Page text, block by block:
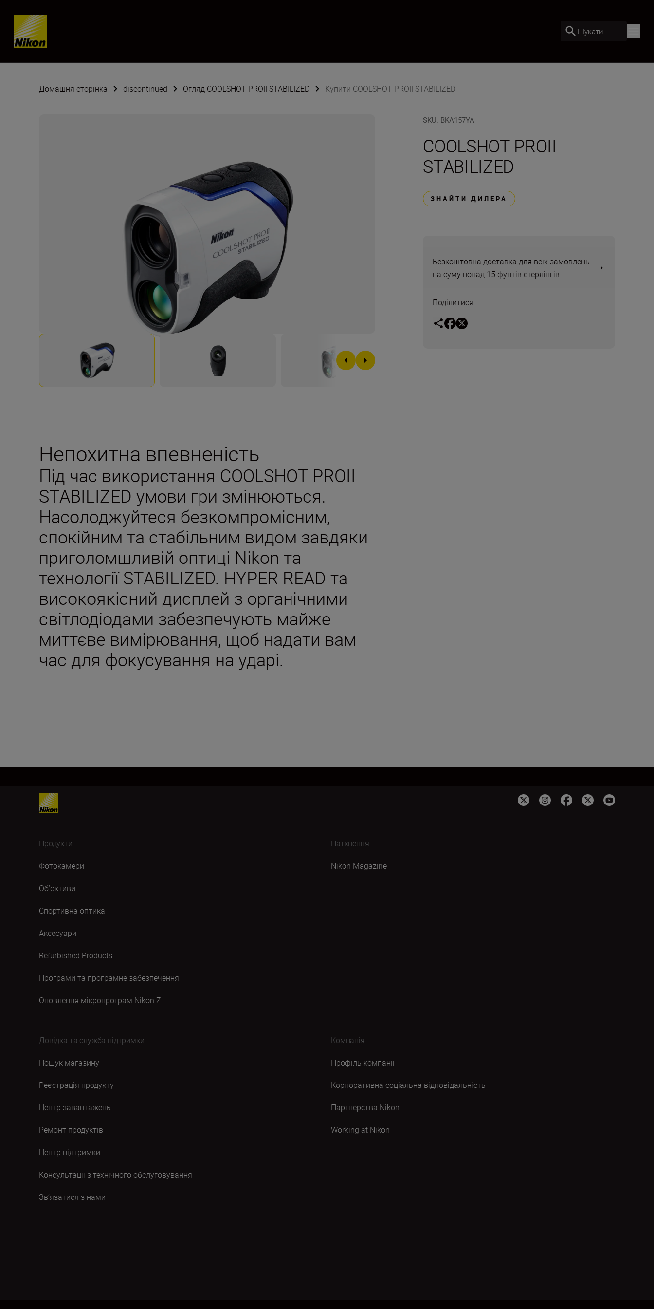
Skip content
Шукати
Домашня сторінка discontinued Огляд COOLSHOT PROII STABILIZED Купити COOLSHOT PROII STABILIZED
SKU: BKA157YA
COOLSHOT PROII
STABILIZED
ЗНАЙТИ ДИЛЕРА
Безкоштовна доставка для всіх замовлень
на суму понад 15 фунтів стерлінгів
Поділитися
Непохитна впевненість
Під час використання COOLSHOT PROII
STABILIZED умови гри змінюються.
Насолоджуйтеся безкомпромісним,
спокійним та стабільним видом завдяки
приголомшливій оптиці Nikon та
технології STABILIZED. HYPER READ та
високоякісний дисплей з органічними
світлодіодами забезпечують майже
миттєве вимірювання, щоб надати вам
час для фокусування на ударі.
Продукти
Фотокамери
Об’єктиви
Спортивна оптика
Аксесуари
Refurbished Products
Програми та програмне забезпечення
Оновлення мікропрограм Nikon Z
Натхнення
Nikon Magazine
Довідка та служба підтримки
Пошук магазину
Реєстрація продукту
Центр завантажень
Ремонт продуктів
Центр підтримки
Консультації з технічного обслуговування
Зв’язатися з нами
Компанія
Профіль компанії
Корпоративна соціальна відповідальність
Партнерства Nikon
Working at Nikon